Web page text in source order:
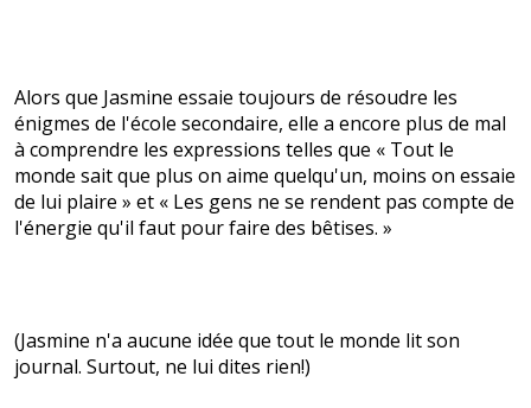
Alors que Jasmine essaie toujours de résoudre les
énigmes de l'école secondaire, elle a encore plus de mal
à comprendre les expressions telles que « Tout le
monde sait que plus on aime quelqu'un, moins on essaie
de lui plaire » et « Les gens ne se rendent pas compte de
l'énergie qu'il faut pour faire des bêtises. »
(Jasmine n'a aucune idée que tout le monde lit son
journal. Surtout, ne lui dites rien!)